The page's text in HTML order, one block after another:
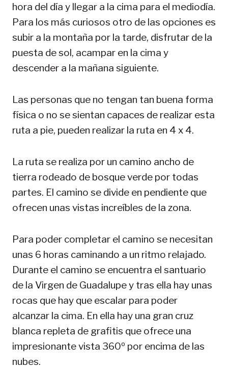
hora del día y llegar a la cima para el mediodía.
Para los más curiosos otro de las opciones es
subir a la montaña por la tarde, disfrutar de la
puesta de sol, acampar en la cima y
descender a la mañana siguiente.
Las personas que no tengan tan buena forma
física o no se sientan capaces de realizar esta
ruta a pie, pueden realizar la ruta en 4 x 4.
La ruta se realiza por un camino ancho de
tierra rodeado de bosque verde por todas
partes. El camino se divide en pendiente que
ofrecen unas vistas increíbles de la zona.
Para poder completar el camino se necesitan
unas 6 horas caminando a un ritmo relajado.
Durante el camino se encuentra el santuario
de la Virgen de Guadalupe y tras ella hay unas
rocas que hay que escalar para poder
alcanzar la cima. En ella hay una gran cruz
blanca repleta de grafitis que ofrece una
impresionante vista 360º por encima de las
nubes.